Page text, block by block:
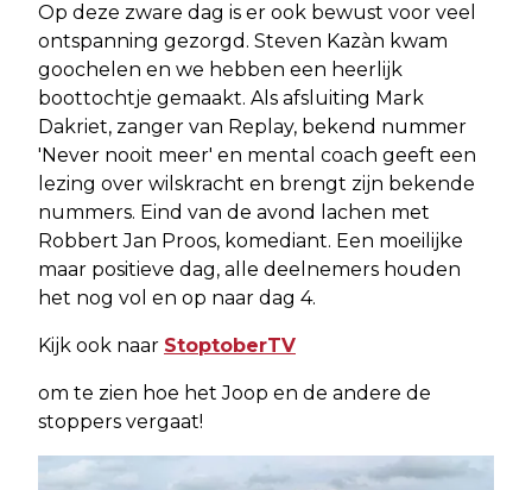
Op deze zware dag is er ook bewust voor veel
ontspanning gezorgd. Steven Kazàn kwam
goochelen en we hebben een heerlijk
boottochtje gemaakt. Als afsluiting Mark
Dakriet, zanger van Replay, bekend nummer
'Never nooit meer' en mental coach geeft een
lezing over wilskracht en brengt zijn bekende
nummers. Eind van de avond lachen met
Robbert Jan Proos, komediant. Een moeilijke
maar positieve dag, alle deelnemers houden
het nog vol en op naar dag 4.
Kijk ook naar StoptoberTV
om te zien hoe het Joop en de andere de
stoppers vergaat!